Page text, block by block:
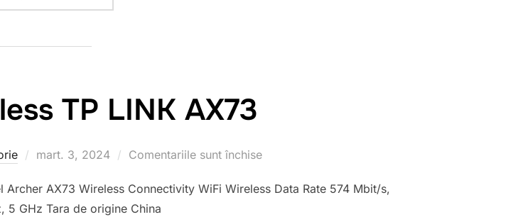
TP LINK AX73
Publicat
mart. 3, 2024 Comentariile sunt închise
AX73 Wireless Connectivity WiFi Wireless Data Rate 574 Mbit/s,
5 GHz Tara de origine China